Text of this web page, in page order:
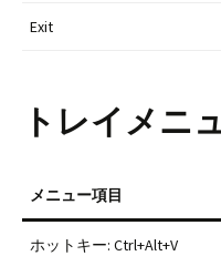
Exit
トレイメニ
メニュー項目
ホットキー: Ctrl+Alt+V